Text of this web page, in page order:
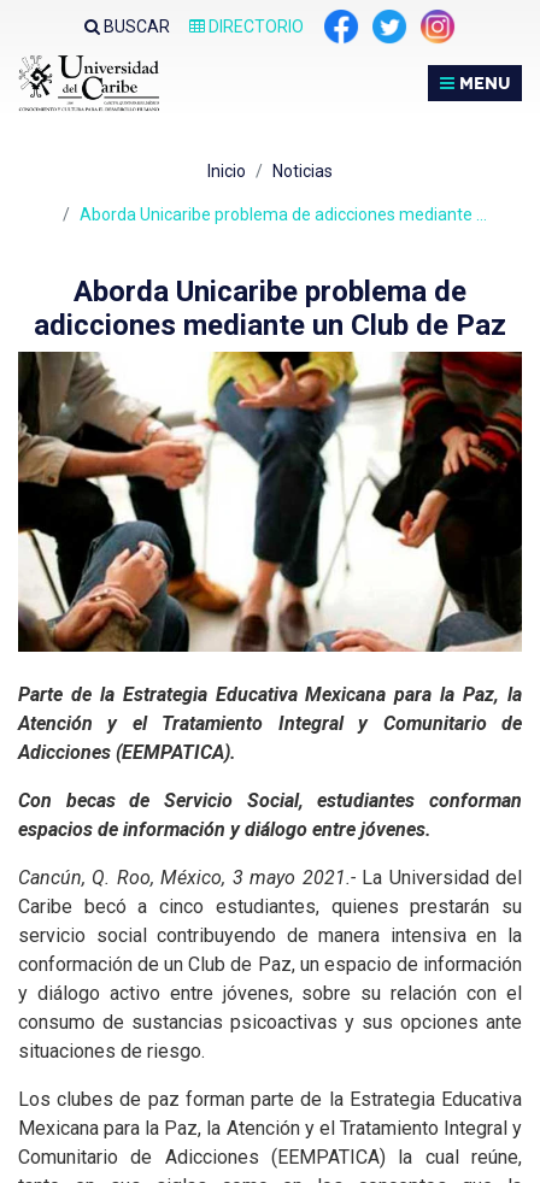
sitio
web
BUSCAR DIRECTORIO
MENU
Inicio Noticias
Aborda Unicaribe problema de adicciones mediante …
Aborda Unicaribe problema de
adicciones mediante un Club de Paz
Parte de la Estrategia Educativa Mexicana para la Paz, la
Atención y el Tratamiento Integral y Comunitario de
Adicciones (EEMPATICA).
Con becas de Servicio Social, estudiantes conforman
espacios de información y diálogo entre jóvenes.
Cancún, Q. Roo, México, 3 mayo 2021.-La Universidad del
Caribe becó a cinco estudiantes, quienes prestarán su
servicio social contribuyendo de manera intensiva en la
conformación de un Club de Paz, un espacio de información
y diálogo activo entre jóvenes, sobre su relación con el
consumo de sustancias psicoactivas y sus opciones ante
situaciones de riesgo.
Los clubes de paz forman parte de la Estrategia Educativa
Mexicana para la Paz, la Atención y el Tratamiento Integral y
Comunitario de Adicciones (EEMPATICA) la cual reúne,